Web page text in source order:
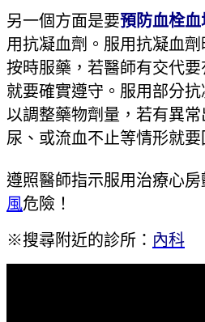
另一個方面是要預防血栓血
用抗凝血劑。服用抗凝血
按時服藥，若醫師有交代
就要確實遵守。服用部分
以調整藥物劑量，若有異
尿、或流血不止等情形就要
遵照醫師指示服用治療心
風危險！
※搜尋附近的診所： 內科